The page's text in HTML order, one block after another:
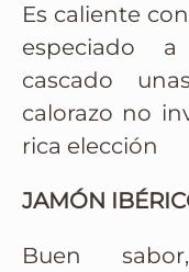
Es caliente
especiado
cascado
calorazo no
rica elección
JAMÓN
Buen